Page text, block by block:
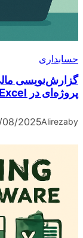
حسابداری
گزارش‌نویسی
پروژه‌ای در Excel
by
Alireza
08/2025